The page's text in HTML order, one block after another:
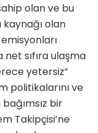
olan ve bu
kaynağı olan
net sıfıra ulaşma
yetersiz”
politikalarını ve
bir
Takipçisi’ne